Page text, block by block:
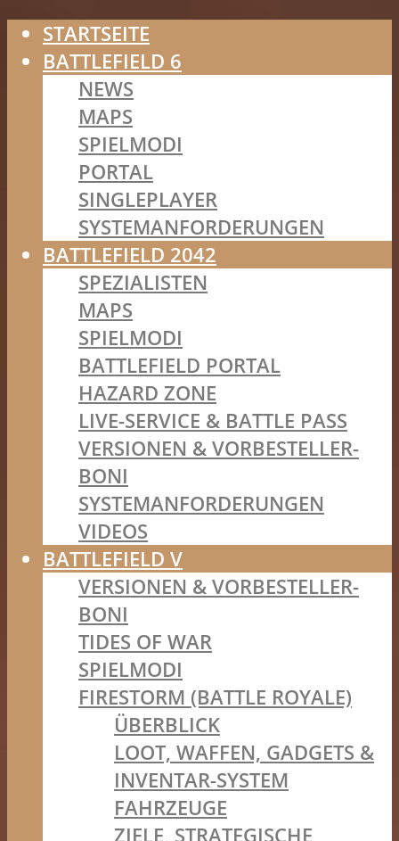
STARTSEITE
BATTLEFIELD 6
NEWS
MAPS
SPIELMODI
PORTAL
SINGLEPLAYER
SYSTEMANFORDERUNGEN
BATTLEFIELD 2042
SPEZIALISTEN
MAPS
SPIELMODI
BATTLEFIELD PORTAL
HAZARD ZONE
LIVE-SERVICE & BATTLE PASS
VERSIONEN & VORBESTELLER-
BONI
SYSTEMANFORDERUNGEN
VIDEOS
BATTLEFIELD V
VERSIONEN & VORBESTELLER-
BONI
TIDES OF WAR
SPIELMODI
FIRESTORM (BATTLE ROYALE)
ÜBERBLICK
LOOT, WAFFEN, GADGETS &
INVENTAR-SYSTEM
FAHRZEUGE